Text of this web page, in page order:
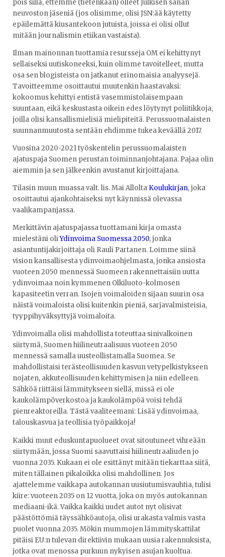
pois sillä, ettemme (tietenkään) olleet Julkisen sanan
neuvoston jäseniä (jos olisimme, olisi JSN:ää käytetty
epäilemättä kiusantekoon jutuista, joissa ei olisi ollut
mitään journalismin etiikan vastaista).
Ilman mainonnan tuottamia resursseja OM ei kehittynyt
sellaiseksi uutiskoneeksi, kuin olimme tavoitelleet, mutta
osa sen blogisteista on jatkanut erinomaisia analyysejä.
Tavoitteemme osoittautui muutenkin haastavaksi:
kokoomus kehittyi entistä vasemmistolaisempaan
suuntaan, eikä keskustasta oikein edes löytynyt poliitikkoja,
joilla olisi kansallismielisiä mielipiteitä. Perussuomalaisten
suunnanmuutosta sentään ehdimme tukea keväällä 2017.
Vuosina 2020-2021 työskentelin perussuomalaisten
ajatuspaja Suomen perustan toiminnanjohtajana. Pajaa olin
aiemmin ja sen jälkeenkin avustanut kirjoittajana.
Tilasin muun muassa valt. lis. Mai Allolta Koulukirjan, joka
osoittautui ajankohtaiseksi nyt käynnissä olevassa
vaalikampanjassa.
Merkittävin ajatuspajassa tuottamani kirja omasta
mielestäni oliYdinvoima Suomessa 2050, jonka
asiantuntijakirjoittaja oli Rauli Partanen. Loimme siinä
vision kansallisesta ydinvoimaohjelmasta, jonka ansiosta
vuoteen 2050 mennessä Suomeen rakennettaisiin uutta
ydinvoimaa noin kymmenen Olkiluoto-kolmosen
kapasiteetin verran. Isojen voimaloiden sijaan suurin osa
näistä voimaloista olisi kuitenkin pieniä, sarjavalmisteisia,
tyyppihyväksyttyjä voimaloita.
Ydinvoimalla olisi mahdollista toteuttaa sinivalkoinen
siirtymä, Suomen hiilineutraalisuus vuoteen 2050
mennessä samalla uusteollistamalla Suomea. Se
mahdollistaisi terästeollisuuden kasvun vetypelkistykseen
nojaten, akkuteollisuuden kehittymisen ja niin edelleen.
Sähköä riittäisi lämmitykseen siellä, missä ei ole
kaukolämpöverkostoa ja kaukolämpöä voisi tehdä
pienreaktoreilla. Tästä vaaliteemani: Lisää ydinvoimaa,
talouskasvua ja teollisia työpaikkoja!
Kaikki muut eduskuntapuolueet ovat sitoutuneet vihreään
siirtymään, jossa Suomi saavuttaisi hiilineutraaliuden jo
vuonna 2035. Kukaan ei ole esittänyt mitään tiekarttaa siitä,
miten tällainen pikaloikka olisi mahdollinen. Jos
ajattelemme vaikkapa autokannan uusiutumisvauhtia, tulisi
kiire: vuoteen 2035 on 12 vuotta, joka on myös autokannan
mediaani-ikä. Vaikka kaikki uudet autot nyt olisivat
päästöttömiä täyssähköautoja, olisi urakasta valmis vasta
puolet vuonna 2035. Mökin mummojen lämmityskattilat
pitäisi EU:n tulevan direktiivin mukaan uusia rakennuksista,
jotka ovat menossa purkuun nykyisen asujan kuoltua.